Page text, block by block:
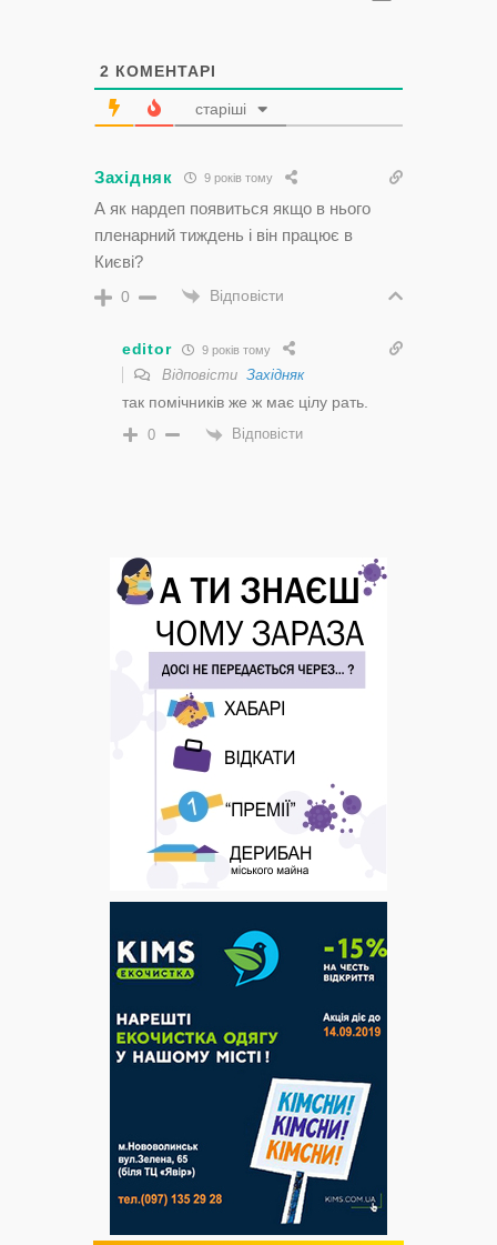
2 КОМЕНТАРІ
старіші
Західняк 9 років тому
А як нардеп появиться якщо в нього
пленарний тиждень і він працює в
Києві?
0 Відповісти
editor 9 років тому
Відповісти Західняк
так помічників же ж має цілу рать.
0 Відповісти